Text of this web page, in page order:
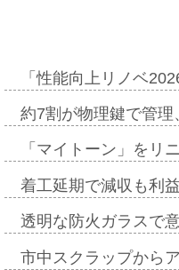
「性能向上リノベ
約7割が物理鍵で管
「マイトーン」を
着工延期で減収も利
透明な防火ガラスで
市中スクラップから